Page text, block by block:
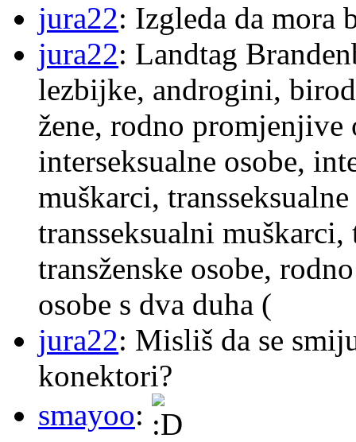
jura22: Izgleda da mora
jura22: Landtag
lezbijke, androgini,
žene, rodno
interseksualne osobe,
muškarci,
transseksualni muškarci,
transženske osobe,
osobe s dva duha (
jura22: Misliš da se
konektori?
smayoo: